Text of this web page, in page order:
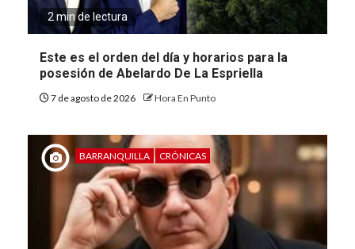
2 min de lectura
Este es el orden del día y horarios para la
posesión de Abelardo De La Espriella
7 de agosto de 2026 Hora En Punto
BARRANQUILLA CRÓNICAS